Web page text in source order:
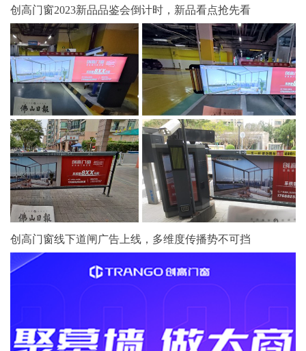
创高门窗2023新品品鉴会倒计时，新品看点抢先看
创高门窗线下道闸广告上线，多维度传播势不可挡